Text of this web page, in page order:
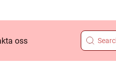
oss